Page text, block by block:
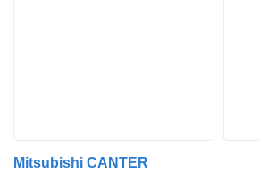
Mitsubishi CANTER